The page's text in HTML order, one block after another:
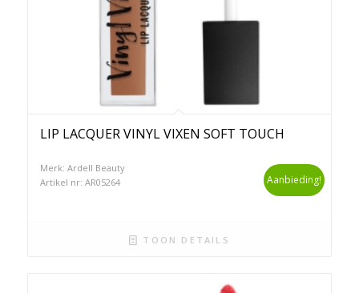
LIP LACQUER VINYL VIXEN SOFT TOUCH
Merk: Ardell Beauty
Artikel nr: AR05264
Aanbieding!
TOON DETAILS